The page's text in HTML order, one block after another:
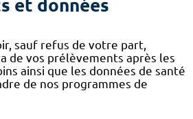
et données
sauf refus de votre part,
de vos prélèvements après les
ainsi que les données de santé
de nos programmes de